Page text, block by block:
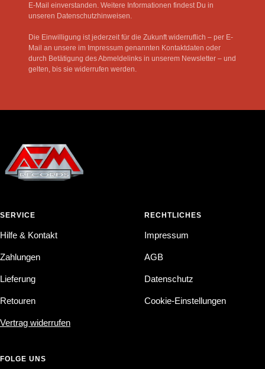
E-Mail einverstanden. Weitere Informationen findest Du in
unseren Datenschutzhinweisen.
Die Einwilligung ist jederzeit für die Zukunft widerruflich – per E-
Mail an unsere im Impressum genannten Kontaktdaten oder
durch Betätigung des Abmeldelinks in unserem Newsletter – und
gelten, bis sie widerrufen werden.
SERVICE
Hilfe & Kontakt
Zahlungen
Lieferung
Retouren
Vertrag widerrufen
RECHTLICHES
Impressum
AGB
Datenschutz
Cookie-Einstellungen
FOLGE UNS